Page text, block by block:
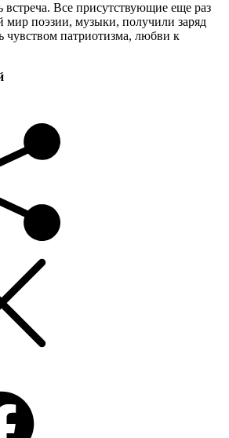
встреча. Все присутствующие еще раз
мир поэзии, музыки, получили заряд
чувством патриотизма, любви к